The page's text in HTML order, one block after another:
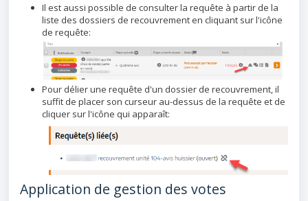
Il est aussi possible de consulter la requête à partir de la
liste des dossiers de recouvrement en cliquant sur l'icône
de requête:
Pour délier une requête d'un dossier de recouvrement, il
suffit de placer son curseur au-dessus de la requête et de
cliquer sur l'icône qui apparaît:
Application de gestion des votes